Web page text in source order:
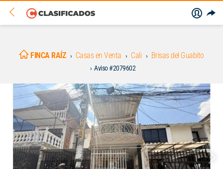
FINCA RAÍZ Casas en Venta Cali Brisas del Guabito
Aviso #2079602